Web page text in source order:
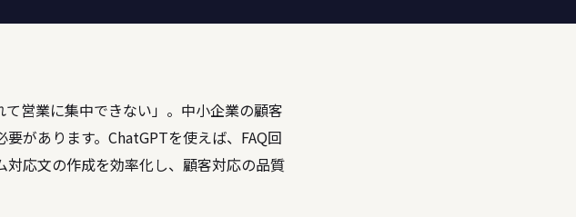
て営業に集中できない」。中小企業の顧客
があります。ChatGPTを使えば、FAQ回
応文の作成を効率化し、顧客対応の品質